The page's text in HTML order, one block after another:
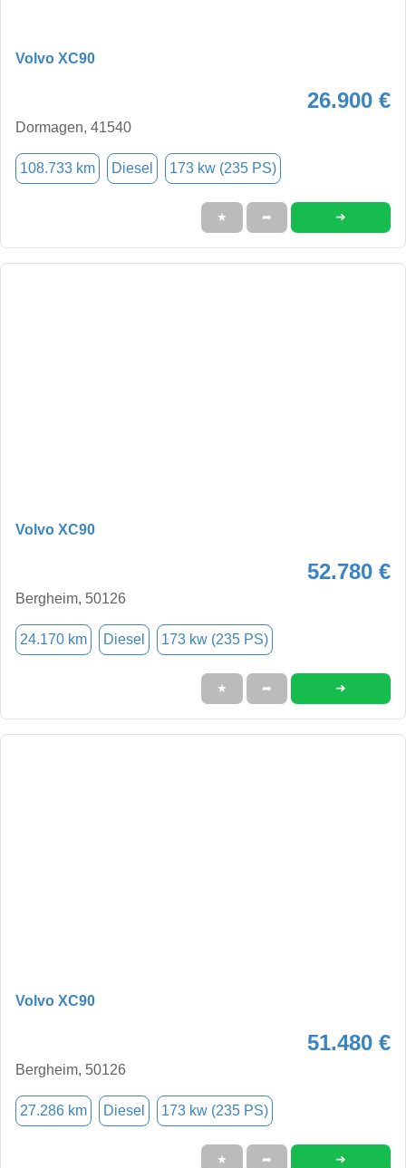
Volvo XC90
26.900 €
Dormagen, 41540
108.733 km Diesel 173 kw (235 PS)
★ ➦ ➜
Volvo XC90
52.780 €
Bergheim, 50126
24.170 km Diesel 173 kw (235 PS)
★ ➦ ➜
Volvo XC90
51.480 €
Bergheim, 50126
27.286 km Diesel 173 kw (235 PS)
★ ➦ ➜